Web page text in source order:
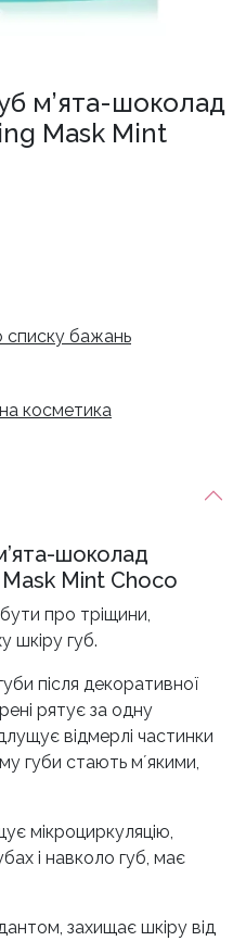
м’ята-шоколад
Mask Mint
бажань
косметика
шоколад
Mint Choco
про тріщини,
шкіру губ.
після декоративної
рятує за одну
відмерлі частинки
губи стають мʼякими,
мікроциркуляцію,
і навколо губ, має
захищає шкіру від